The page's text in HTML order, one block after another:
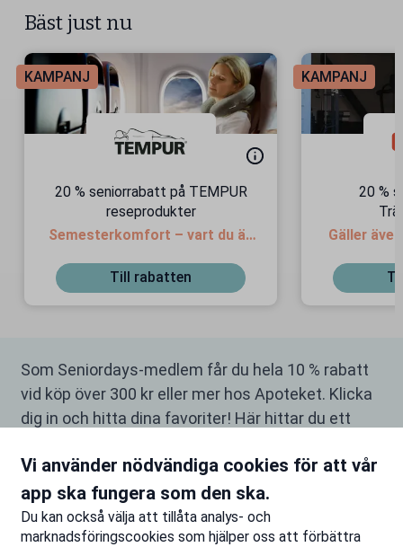
Bäst just nu
KAMPANJ
20 % seniorrabatt på TEMPUR
reseprodukter
Semesterkomfort – vart du än
Till rabatten
KAMPANJ
20 %
Gäller
Som Seniordays-medlem får du hela 10 % rabatt
vid köp över 300 kr eller mer hos Apoteket. Klicka
dig in och hitta dina favoriter! Här hittar du ett
mängder av välkända varumärken.
Vi använder nödvändiga cookies för att vår
app ska fungera som den ska.
Du kan också välja att tillåta analys- och
marknadsföringscookies som hjälper oss att förbättra